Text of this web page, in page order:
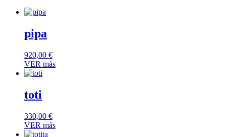
pipa
920,00 €
VER más
toti
330,00 €
VER más